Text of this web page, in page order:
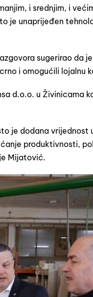
i srednjim, i
je unaprijeđen
sugerirao da
i omogućili lojalnu
d.o.o. u Živinicama
je dodana vrijednost
produktivnosti,
Mijatović.